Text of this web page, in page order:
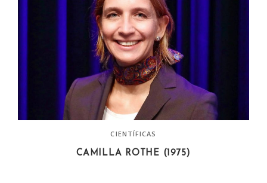
CIENTÍFICAS
CAMILLA ROTHE (1975)